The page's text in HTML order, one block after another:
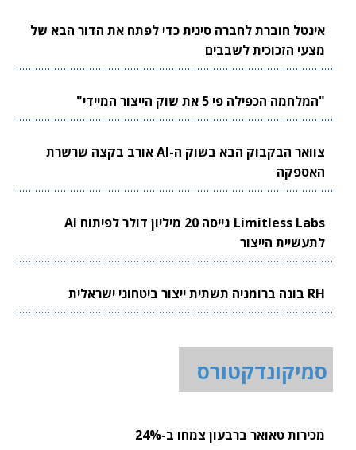
אינטל חוברת לחברה סינית כדי לפתח את הדור הבא של
מצעי הזכוכית לשבבים
"המלחמה הכפילה פי 5 את שוק הייצור המיידי"
צוואר הבקבוק הבא בשוק ה-AI אורב בקצה שרשרת
האספקה
Limitless Labs גייסה 20 מיליון דולר לפיתוח AI
לתעשיית הייצור
RH בונה ברומניה תשתית ייצור ביטחוני ישראלית
סמיקונדקטורס
מכירות טאואר ברבעון צמחו ב-24%